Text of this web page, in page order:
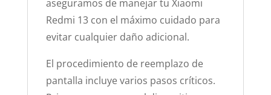
aseguramos de manejar tu Xiaomi
Redmi 13 con el máximo cuidado para
evitar cualquier daño adicional.
El procedimiento de reemplazo de
pantalla incluye varios pasos críticos.